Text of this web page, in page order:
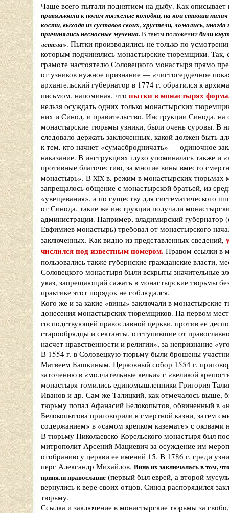
Чаще всего пытали поднятием на дыбу. Как
привязывали к ногам тяжелые колодки, на кои ставши
кости, выходя из суставов своих, хрустели, ломались,
причинялись несносные мучения. В таком положениибили
летела». Пытки производились не только по
которым подчинялись монастырские тюремщики. Так,
грамоте настоятелю Соловецкого монастыря прямо
от узников нужное признание — «чистосердечное
архангельский губернатор в 1774 г. обратился к
письмом, напоминая, что пытки в монастырях
нельзя осуждать одних только монастырских
них и Синод, и правительство. Инструкции Синода, на
монастырские тюрьмы узники, были очень суровы. В
следовало держать заключенных, какой должен быть
к тем, кто начнет «сумасбродничать» — одиночное
наказание. В инструкциях глухо упоминалась также и
противные благочестию, за многие вины вместо
монастырь». В XIX в. режим в монастырских тюрьмах
запрещалось общение с монастырской братьей, из
«увещевания», а по существу для систематического
от Синода, такие же инструкции получали
администрации. Например, владимирский губернатор
Евфимиев монастырь) требовал от монастырского
заключенных. Как видно из представленных сведений,
числился под известным номером. Правом ссылки в
пользовались также губернские гражданские власти,
Соловецкого монастыря были вскрыты значительные
указ, запрещающий сажать в монастырские тюрьмы
практике этот порядок не соблюдался.
Кого же и за какие «вины» заключали в монастырские
донесения монастырских тюремщиков. На первом
господствующей православной церкви, против ее
старообрядцы и сектанты, отступившие от
насчет нравственности и религии», за непризнание
В 1554 г. в Соловецкую тюрьму были брошены
Матвеем Башкиным. Церковный собор 1554 г.
заточению в «молчательные кельи» с «великой
монастыря томились единомышленники Григория
Иванов и др. Сам же Талицкий, как отмечалось выше,
тюрьму попал Афанасий Белокопытов, обвиненный в
Белокопытова приговорили к смертной казни, затем
содержанием» в «самом крепком каземате» с оковами
В тюрьму Николаевско-Корельского монастыря был
митрополит Арсений Мациевич за осуждение им
отобранию у церкви ее имений 15. В 1786 г. среди
перс Александр Михайлов. Вина их заключалась в том,
приняли православие (первый был еврей, а второй
вернулись к вере своих отцов, Синод распорядился
тюрьму.
Ссылка и заключение в монастырские тюрьмы за